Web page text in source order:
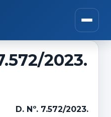
Abrir
2023.
D. Nº. 7.572/2023.